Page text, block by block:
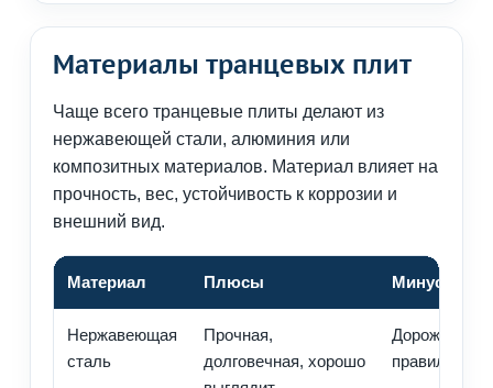
Материалы транцевых плит
Чаще всего транцевые плиты делают из
нержавеющей стали, алюминия или
композитных материалов. Материал влияет на
прочность, вес, устойчивость к коррозии и
внешний вид.
Материал Плюсы Минусы
Нержавеющая
сталь
Прочная,
долговечная, хорошо
Дороже,
правильного